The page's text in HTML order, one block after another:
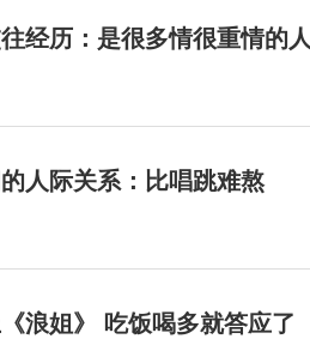
经历：是很多情很重情的人
人际关系：比唱跳难熬
浪姐》 吃饭喝多就答应了